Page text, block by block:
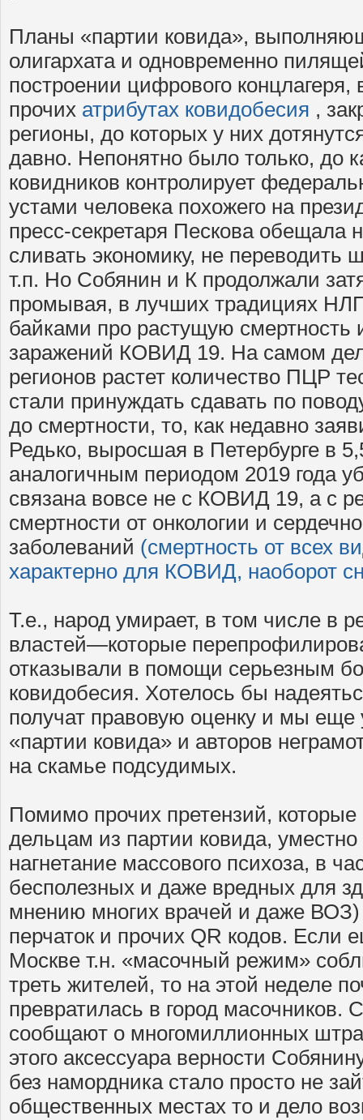
Планы «партии ковида»,
олигархата и одновременно
построении цифрового концлагеря,
прочих атрибутах ковидобесия ,
регионы, до которых у них
давно. Непонятно было только, до
ковидников контролирует
устами человека похожего на
пресс-секретаря Пескова обещала
сливать экономику, не переводить
т.п. Но Собянин и К продолжали
промывая, в лучших традициях
байками про растущую смертность
заражений КОВИД 19. На самом
регионов растет количество ПЦР
стали принуждать сдавать по
до смертности, то, как недавно
Редько, выросшая в Петербурге в
аналогичным периодом 2019 года
связана вовсе не с КОВИД 19, а с
смертности от онкологии и
заболеваний (смертность от всех
характерно для КОВИД, наоборот
Т.е., народ умирает, в том числе в
властей—которые
отказывали в помощи серьезным
ковидобесия. Хотелось бы
получат правовую оценку и мы еще
«партии ковида» и авторов
на скамье подсудимых.
Помимо прочих претензий,
дельцам из партии ковида,
нагнетание массового психоза, в
бесполезных и даже вредных для
мнению многих врачей и даже ВОЗ)
перчаток и прочих QR кодов. Если
Москве т.н. «масочный режим»
треть жителей, то на этой неделе
превратилась в город масочников.
сообщают о многомиллионных
этого аксессуара верности
без намордника стало просто не
общественных местах то и дело